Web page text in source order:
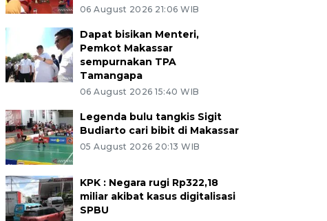
06 August 2026 21:06 WIB
Dapat bisikan Menteri,
Pemkot Makassar
sempurnakan TPA
Tamangapa
06 August 2026 15:40 WIB
Legenda bulu tangkis Sigit
Budiarto cari bibit di Makassar
05 August 2026 20:13 WIB
KPK : Negara rugi Rp322,18
miliar akibat kasus digitalisasi
SPBU